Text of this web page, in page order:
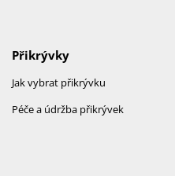
Přikrývky
Jak vybrat přikrývku
Péče a údržba přikrývek